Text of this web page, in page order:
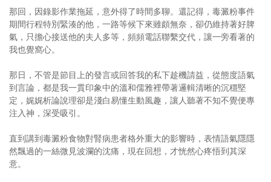
合作與代言
訂閱電子報
那回，因錄影作業拖延，意外得了時間多聊。還記得，毒澱粉事件
期間行程特別緊湊的他，一路等候下來雖頗無奈，卻仍維持著好脾
氣，只擔心接送他的夫人多等，頻頻電話聯繫交代，讓一旁看著的
我也覺窩心。
那日，不管是節目上的發言或回答我的私下趁機請益，從態度語氣
到言論，都是我一貫印象中的溫和儒雅裡帶著邏輯清晰的沉穩堅
定，娓娓析論說理卻是淺白易懂生動風趣，讓人聽著不知不覺便專
注入神，深受吸引。
直到講到毒澱粉食物對腎病患者格外重大的影響時，表情語氣隱隱
然飄過的一絲微見波瀾的沈痛，現在回想，才恍然心疼悟到其深
意。